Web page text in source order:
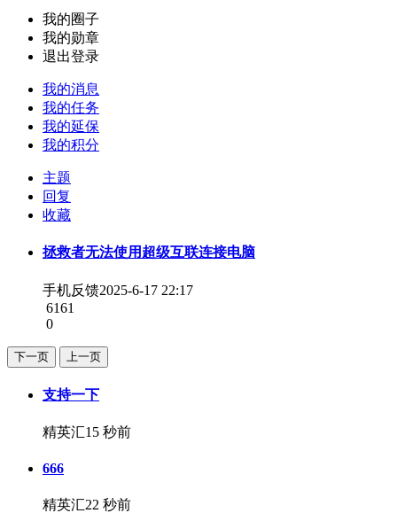
我的圈子
我的勋章
退出登录
我的消息
我的任务
我的延保
我的积分
主题
回复
收藏
拯救者无法使用超级互联连接电脑
手机反馈2025-6-17 22:17
6161
0
下一页 上一页
支持一下
精英汇15 秒前
666
精英汇22 秒前